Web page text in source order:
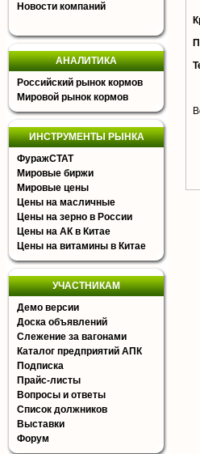
Новости компаний
АНАЛИТИКА
Российский рынок кормов
Мировой рынок кормов
ИНСТРУМЕНТЫ РЫНКА
ФуражСТАТ
Мировые биржи
Мировые цены
Цены на масличные
Цены на зерно в России
Цены на АК в Китае
Цены на витамины в Китае
УЧАСТНИКАМ
Демо версии
Доска объявлений
Слежение за вагонами
Каталог предприятий АПК
Подписка
Прайс-листы
Вопросы и ответы
Список должников
Выставки
Форум